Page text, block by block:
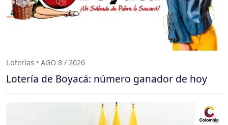
Loterías • AGO 8 / 2026
Lotería de Boyacá: número ganador de hoy